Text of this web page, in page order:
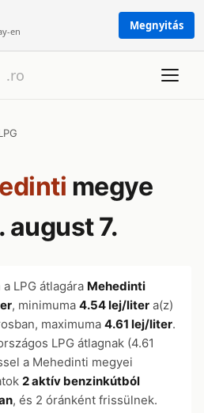
en Megnyitás
megye
7.
a LPG átlagára Mehedinti
, minimuma 4.54 lej/liter a(z)
maximuma 4.61 lej/liter.
LPG átlagnak (4.61
a Mehedinti megyei
2 aktív benzinkútból
, és 2 óránként frissülnek.